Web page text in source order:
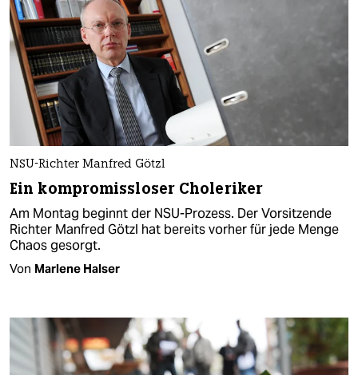
NSU-Richter Manfred Götzl
Ein kompromissloser Choleriker
Am Montag beginnt der NSU-Prozess. Der Vorsitzende
Richter Manfred Götzl hat bereits vorher für jede Menge
Chaos gesorgt.
Von Marlene Halser